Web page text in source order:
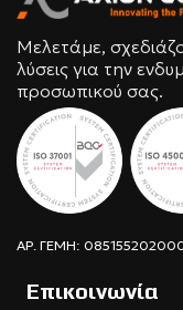
Μελετάμε,
λύσεις για την
προσωπικού σας.
ΑΡ. ΓΕΜΗ:
Επικοινωνία